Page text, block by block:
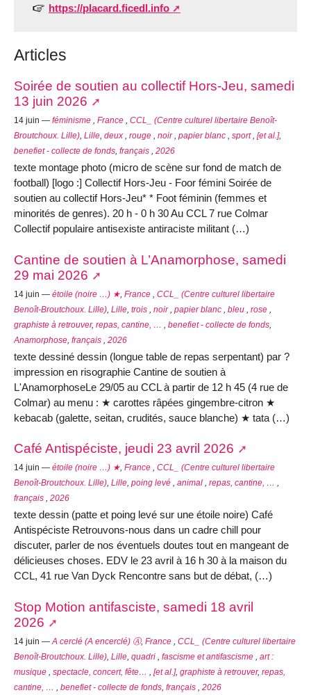
https://placard.ficedl.info
Articles
Soirée de soutien au collectif Hors-Jeu, samedi
13 juin 2026
14 juin — féminisme , France , CCL_ (Centre culturel libertaire Benoît-
Broutchoux. Lille), Lille, deux , rouge , noir, papier blanc , sport, [et al.],
benefiet - collecte de fonds, français , 2026
texte montage photo (micro de scène sur fond de match de
football) [logo :] Collectif Hors-Jeu - Foor fémini Soirée de
soutien au collectif Hors-Jeu* * Foot féminin (femmes et
minorités de genres). 20 h - 0 h 30 Au CCL 7 rue Colmar
Collectif populaire antisexiste antiraciste militant (…)
Cantine de soutien à L’Anamorphose, samedi
29 mai 2026
14 juin — étoile (noire …) ★ France
CCL_ (Centre culturel libertaire
Benoît-Broutchoux. Lille) Lille trois noir papier blanc bleu rose
graphiste à retrouver, repas, cantine, … benefiet - collecte de fonds
Anamorphose français 2026
texte dessiné dessin (longue table de repas serpentant) par ?
impression en risographie Cantine de soutien à
L'AnamorphoseLe 29/05 au CCL à partir de 12 h 45 (4 rue de
Colmar) au menu : ★ carottes râpées gingembre-citron ★
kebacab (galette, seitan, crudités, sauce blanche) ★ tata (…)
Café Antispéciste, jeudi 23 avril 2026
14 juin — étoile (noire …) ★, France , CCL_ (Centre culturel libertaire
Benoît-Broutchoux. Lille), Lille, poing levé , animal , repas, cantine, … ,
français , 2026
texte dessin (patte et poing levé sur une étoile noire) Café
Antispéciste Retrouvons-nous dans un cadre chill pour
discuter, parler de nos éventuels doutes tout en mangeant de
délicieuses choses. EDV le 23 avril à 16 h 30 à la maison du
CCL, 41 rue Van Dyck Rencontre sans but de débat, (…)
Stop Motion antifasciste, samedi 18 avril
2026
14 juin — A cerclé (A encerclé) Ⓐ, France
CCL_ (Centre culturel libertaire
Benoît-Broutchoux. Lille) Lille quadri fascisme et antifascisme
art :
musique
spectacle, concert, fête… [et al.], graphiste à retrouver, repas,
cantine, …
benefiet - collecte de fonds français 2026